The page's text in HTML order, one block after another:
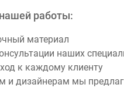
работы:
материал
наших
к каждому клиенту
и дизайнерам мы